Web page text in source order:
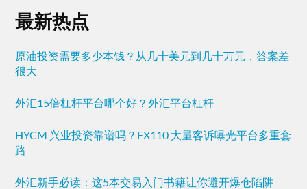
最新热点
原油投资需要多少本钱？从几十美元到几十万元，答案差
很大
外汇15倍杠杆平台哪个好？外汇平台杠杆
HYCM 兴业投资靠谱吗？FX110 大量客诉曝光平台多重套
路
外汇新手必读：这5本交易入门书籍让你避开爆仓陷阱